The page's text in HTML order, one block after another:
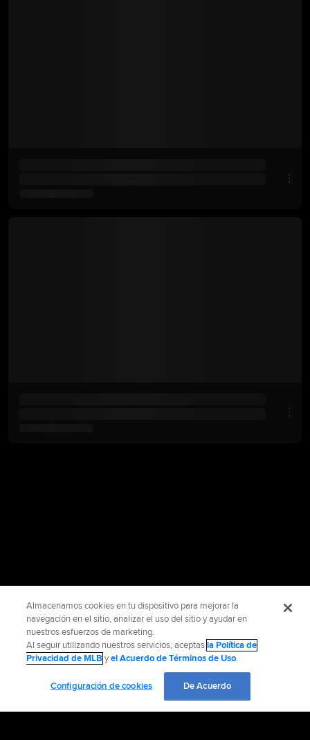
Almacenamos cookies en tu dispositivo para mejorar la
navegación en el sitio, analizar el uso del sitio y ayudar en
nuestros esfuerzos de marketing.
Al seguir utilizando nuestros servicios, aceptasla Política de
Privacidad de MLB yel Acuerdo de Términos de Uso.
Configuración de cookies De Acuerdo